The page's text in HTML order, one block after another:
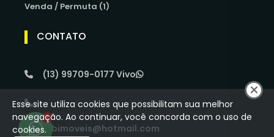
Venda / Permuta (1)
CONTATO
(13) 99709-0177 Vivo
srbimoveis@hotmail.com
1
Esse site utiliza cookies que possibilitam sua melhor
navegação. Ao continuar, você concorda com o uso de
cookies.